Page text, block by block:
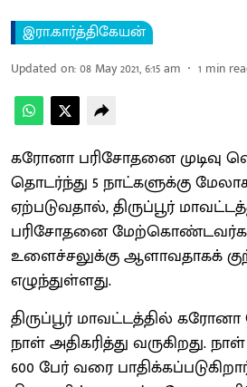
இரா.கார்த்திகேயன்
Updated on:08 May 2021, 6:15 am 1 min
கரோனா பரிசோதனை முடிவு
தொடர்ந்து 5 நாட்களுக்கு
ஏற்படுவதால், திருப்பூர்
பரிசோதனை
உளைச்சலுக்கு ஆளாவதாகக்
எழுந்துள்ளது.
திருப்பூர் மாவட்டத்தில்
நாள் அதிகரித்து வருகிறது.
600 பேர் வரை